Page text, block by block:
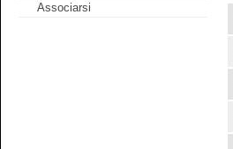
Associarsi